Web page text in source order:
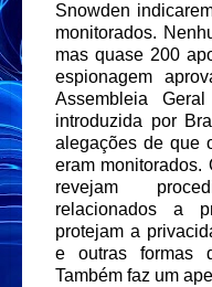
Snowden
monitorados.
mas quase 200
espionagem
Assembleia
introduzida por
alegações de que
eram monitorados.
revejam
relacionados a
protejam a
e outras formas
Também faz um